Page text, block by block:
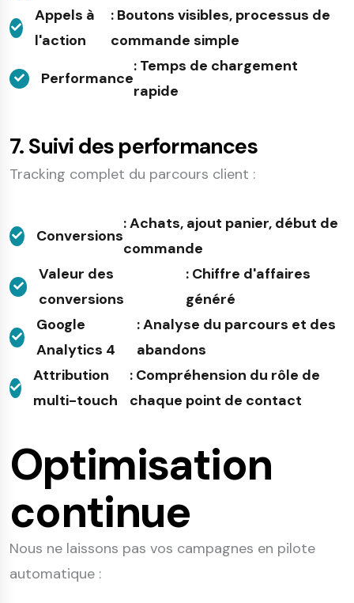
Appels à
l'action
: Boutons visibles, processus de
commande simple
Performance
: Temps de chargement
rapide
7. Suivi des performances
Tracking complet du parcours client :
Conversions
: Achats, ajout panier, début de
commande
Valeur des
conversions
: Chiffre d'affaires
généré
Google
Analytics 4
: Analyse du parcours et des
abandons
Attribution
multi-touch
: Compréhension du rôle de
chaque point de contact
Optimisation
continue
Nous ne laissons pas vos campagnes en pilote
automatique :